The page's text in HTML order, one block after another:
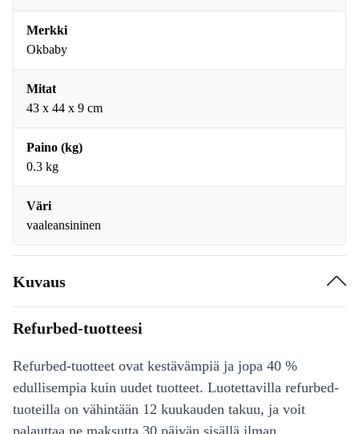
Merkki
Okbaby
Mitat
43 x 44 x 9 cm
Paino (kg)
0.3 kg
Väri
vaaleansininen
Kuvaus
Refurbed-tuotteesi
Refurbed-tuotteet ovat kestävämpiä ja jopa 40 %
edullisempia kuin uudet tuotteet. Luotettavilla refurbed-
tuoteilla on vähintään 12 kuukauden takuu, ja voit
palauttaa ne maksutta 30 päivän sisällä ilman